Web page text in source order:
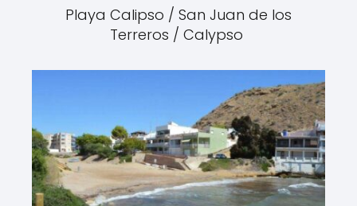
Playa Calipso / San Juan de los
Terreros / Calypso